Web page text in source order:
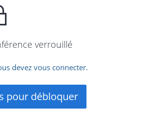
verrouillé
devez vous connecter.
pour débloquer